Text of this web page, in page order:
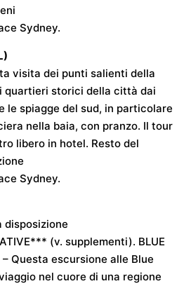
Sydney.
visita dei punti salienti della
quartieri storici della città dai
le spiagge del sud, in particolare
nella baia, con pranzo. Il tour
libero in hotel. Resto del
Sydney.
disposizione
(v. supplementi). BLUE
– Questa escursione alle Blue
nel cuore di una regione